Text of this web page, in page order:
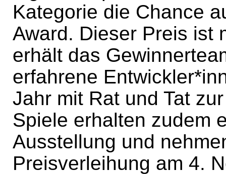
Kategorie die Chance
Award. Dieser Preis ist
erhält das
erfahrene
Jahr mit Rat und Tat
Spiele erhalten zudem
Ausstellung und
Preisverleihung am 4.